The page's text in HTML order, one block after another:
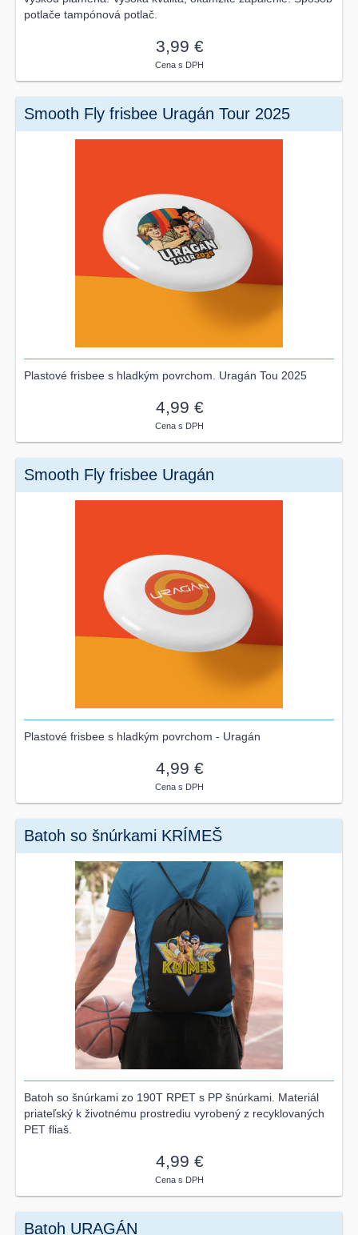
potlače tampónová potlač.
3,99 €
Cena s DPH
Smooth Fly frisbee Uragán Tour 2025
Plastové frisbee s hladkým povrchom. Uragán Tou 2025
4,99 €
Cena s DPH
Smooth Fly frisbee Uragán
Plastové frisbee s hladkým povrchom - Uragán
4,99 €
Cena s DPH
Batoh so šnúrkami KRÍMEŠ
Batoh so šnúrkami zo 190T RPET s PP šnúrkami. Materiál
priateľský k životnému prostrediu vyrobený z recyklovaných
PET fliaš.
4,99 €
Cena s DPH
Batoh URAGÁN